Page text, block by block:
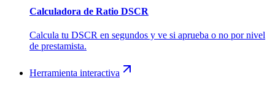
Calculadora de Ratio DSCR
Calcula tu DSCR en segundos y ve si aprueba o no por nivel
de prestamista.
Herramienta interactiva